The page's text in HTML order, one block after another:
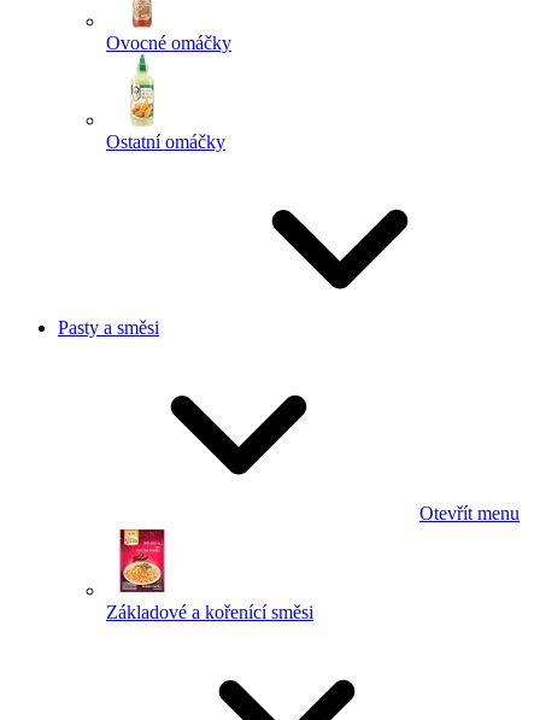
Ovocné omáčky
Ostatní omáčky
Pasty a směsi
Otevřít menu
Základové a kořenící směsi